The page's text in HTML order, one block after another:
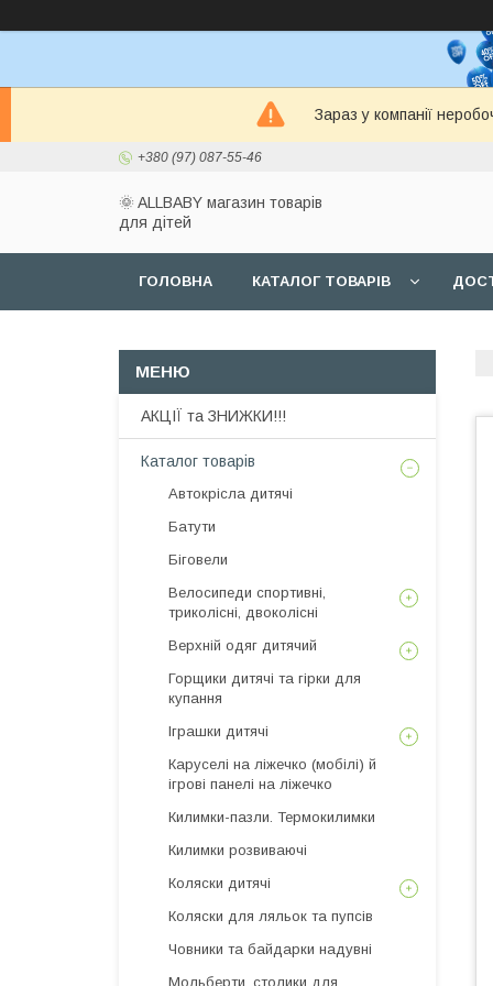
Зараз у компанії
+380 (97) 087-55-46
🌞 ALLBABY магазин товарів
для дітей
ГОЛОВНА КАТАЛОГ ТОВАРІВ
АКЦІЇ та ЗНИЖКИ!!!
Каталог товарів
Автокрісла дитячі
Батути
Біговели
Велосипеди спортивні,
триколісні, двоколісні
Верхній одяг дитячий
Горщики дитячі та гірки для
купання
Іграшки дитячі
Каруселі на ліжечко (мобілі) й
ігрові панелі на ліжечко
Килимки-пазли. Термокилимки
Килимки розвиваючі
Коляски дитячі
Коляски для ляльок та пупсів
Човники та байдарки надувні
Мольберти, столики для